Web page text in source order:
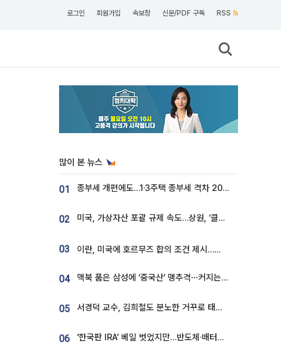
로그인 회원가입 속보창 신문/PDF 구독 RSS
많이 본 뉴스
01 종부세 개편에도…1·3주택 종부세 격차 2028년부터 확대
02 미국, 가상자산 포괄 규제 속도…상원, ‘클래리티법’ 9월 절차투표 추진
03 이란, 미국에 호르무즈 합의 조건 제시…美 “경기 아직 안 끝나” [종합]
04 맥북 품은 삼성에 ‘중국산’ 맹추격⋯커지는 노트북 OLED 시장
05 서경덕 교수, 김희철도 분노한 거꾸로 태극기⋯"엉터리는 아냐, 아쉬울 뿐"
06 ‘한국판 IRA’ 베일 벗었지만…반도체·배터리 업계 “시행령이 관건”